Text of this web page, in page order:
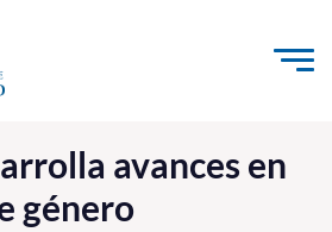
al contenido
e Innovación
avances en
género